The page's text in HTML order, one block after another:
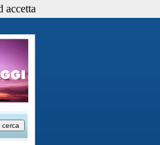
accetta